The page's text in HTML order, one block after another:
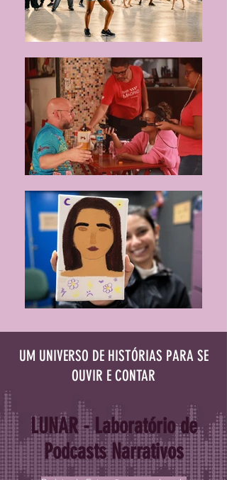
UM UNIVERSO DE HISTÓRIAS PARA SE
OUVIR E CONTAR
LUNAR - Laboratório de
Podcasts Narrativos